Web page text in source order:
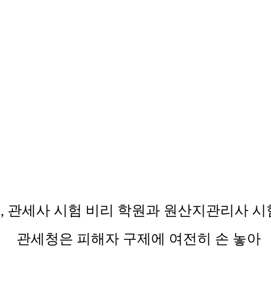
관세사 시험 비리 학원과 원산지관리사 시
관세청은 피해자 구제에 여전히 손 놓아